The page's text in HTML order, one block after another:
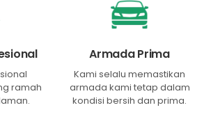
ramah
Armada Prima
Kami selalu memastikan
armada kami tetap dalam
kondisi bersih dan prima.